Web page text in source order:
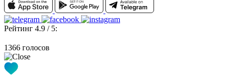
Рейтинг 4.9 / 5:
1366 голосов